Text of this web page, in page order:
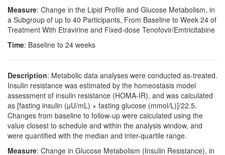
Measure: Change in the Lipid Profile and Glucose Metabolism, in
a Subgroup of up to 40 Participants, From Baseline to Week 24 of
Treatment With Etravirine and Fixed-dose Tenofovir/Emtricitabine
Time: Baseline to 24 weeks
Description: Metabolic data analyses were conducted as-treated.
Insulin resistance was estimated by the homeostasis model
assessment of insulin resistance (HOMA-IR), and was calculated
as [fasting insulin (µU/mL) × fasting glucose (mmol/L)]/22.5.
Changes from baseline to follow-up were calculated using the
value closest to schedule and within the analysis window, and
were quantified with the median and inter-quartile range.
Measure: Change in Glucose Metabolism (Insulin Resistance), in